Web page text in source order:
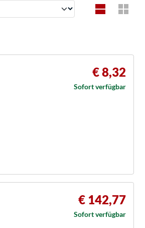
€ 8,32
Sofort verfügbar
€ 142,77
Sofort verfügbar